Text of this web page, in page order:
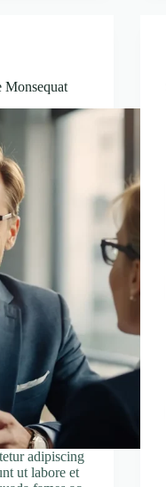
Monsequat
adipiscing
ut labore et